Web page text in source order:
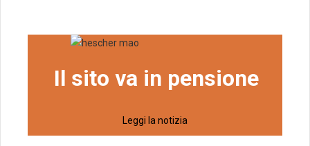
Il sito va in pensione
Leggi la notizia